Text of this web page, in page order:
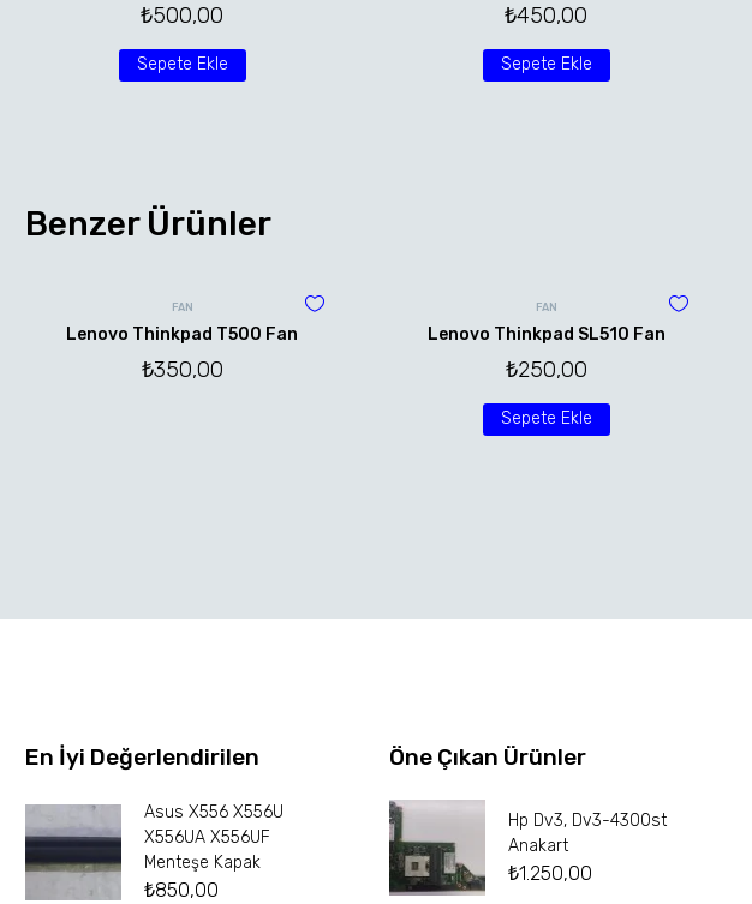
₺500,00
Sepete Ekle
₺450,00
Sepete Ekle
Benzer Ürünler
FAN
Lenovo Thinkpad T500 Fan
₺350,00
FAN
Lenovo Thinkpad SL510 Fan
₺250,00
Sepete Ekle
En İyi Değerlendirilen
Asus X556 X556U
X556UA X556UF
Menteşe Kapak
₺850,00
Öne Çıkan Ürünler
Hp Dv3, Dv3-4300st
Anakart
₺1.250,00